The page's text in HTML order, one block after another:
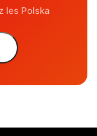
Ies Polska